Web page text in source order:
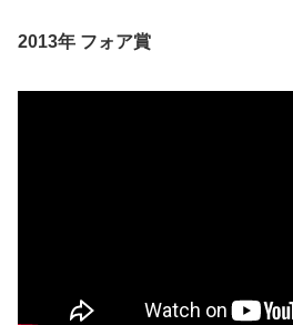
2013年 フォア賞